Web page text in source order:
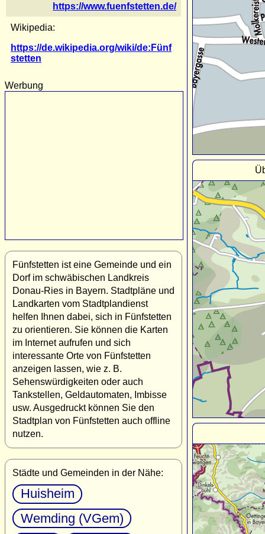
https://www.fuenfstetten.de/
Wikipedia:
https://de.wikipedia.org/wiki/de:Fünf
stetten
Werbung
Fünfstetten ist eine Gemeinde und ein
Dorf im schwäbischen Landkreis
Donau-Ries in Bayern. Stadtpläne und
Landkarten vom Stadtplandienst
helfen Ihnen dabei, sich in Fünfstetten
zu orientieren. Sie können die Karten
im Internet aufrufen und sich
interessante Orte von Fünfstetten
anzeigen lassen, wie z. B.
Sehenswürdigkeiten oder auch
Tankstellen, Geldautomaten, Imbisse
usw. Ausgedruckt können Sie den
Stadtplan von Fünfstetten auch offline
nutzen.
Städte und Gemeinden in der Nähe:
Huisheim
Wemding (VGem)